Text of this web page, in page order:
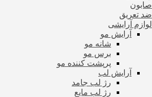
صابون
ضد تعریق
لوازم آرایشی
آرایش مو
شانه مو
برس مو
پرپشت کننده مو
آرایش لب
رژ لب جامد
رژ لب مایع